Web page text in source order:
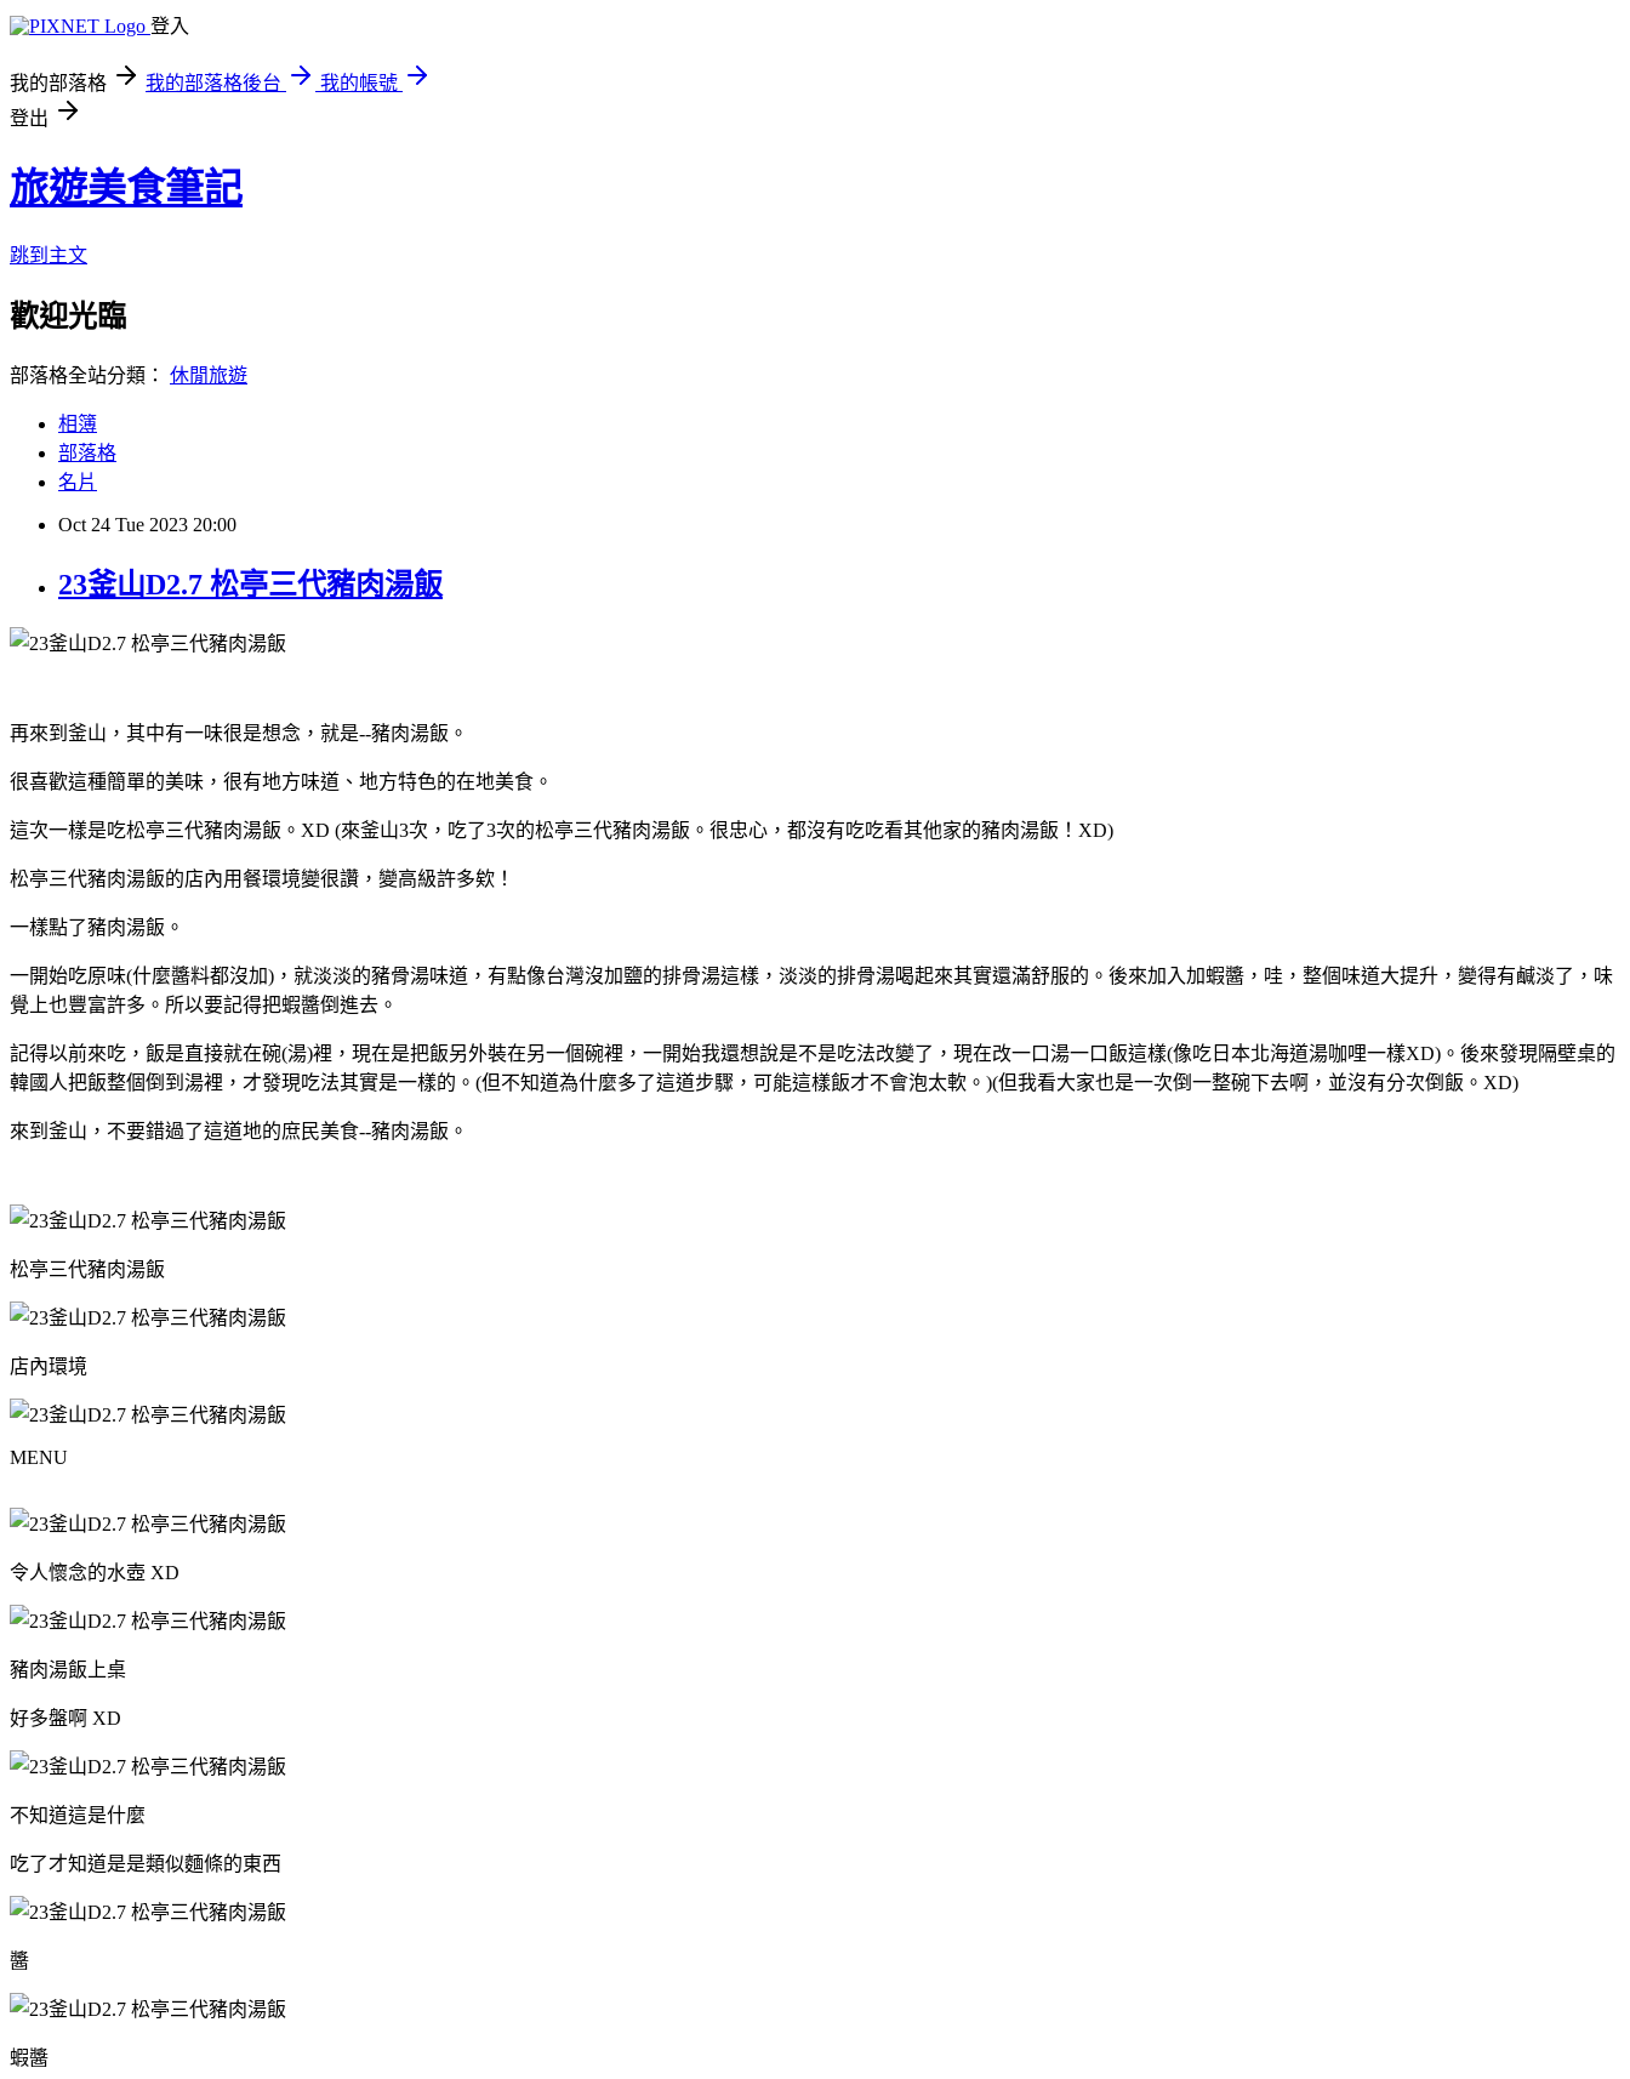
登入
我的部落格 我的部落格後台
我的帳號
登出
旅遊美食筆記
跳到主文
歡迎光臨
部落格全站分類： 休閒旅遊
相簿
部落格
名片
Oct 24 Tue 2023 20:00
23釜山D2.7 松亭三代豬肉湯飯
再來到釜山，其中有一味很是想念，就是--豬肉湯飯。
很喜歡這種簡單的美味，很有地方味道、地方特色的在地美食。
這次一樣是吃松亭三代豬肉湯飯。XD (來釜山3次，吃了3次的松亭三代豬肉湯飯。很忠心，都沒有吃吃看其他家的豬肉湯飯！XD)
松亭三代豬肉湯飯的店內用餐環境變很讚，變高級許多欸！
一樣點了豬肉湯飯。
一開始吃原味(什麼醬料都沒加)，就淡淡的豬骨湯味道，有點像台灣沒加鹽的排骨湯這樣，淡淡的排骨湯喝起來其實還滿舒服的。後來加入加蝦醬，哇，整個味道大提升，變得有鹹淡了，味
覺上也豐富許多。所以要記得把蝦醬倒進去。
記得以前來吃，飯是直接就在碗(湯)裡，現在是把飯另外裝在另一個碗裡，一開始我還想說是不是吃法改變了，現在改一口湯一口飯這樣(像吃日本北海道湯咖哩一樣XD)。後來發現隔壁桌的
韓國人把飯整個倒到湯裡，才發現吃法其實是一樣的。(但不知道為什麼多了這道步驟，可能這樣飯才不會泡太軟。)(但我看大家也是一次倒一整碗下去啊，並沒有分次倒飯。XD)
來到釜山，不要錯過了這道地的庶民美食--豬肉湯飯。
松亭三代豬肉湯飯
店內環境
MENU
令人懷念的水壺 XD
豬肉湯飯上桌
好多盤啊 XD
不知道這是什麼
吃了才知道是是類似麵條的東西
醬
蝦醬